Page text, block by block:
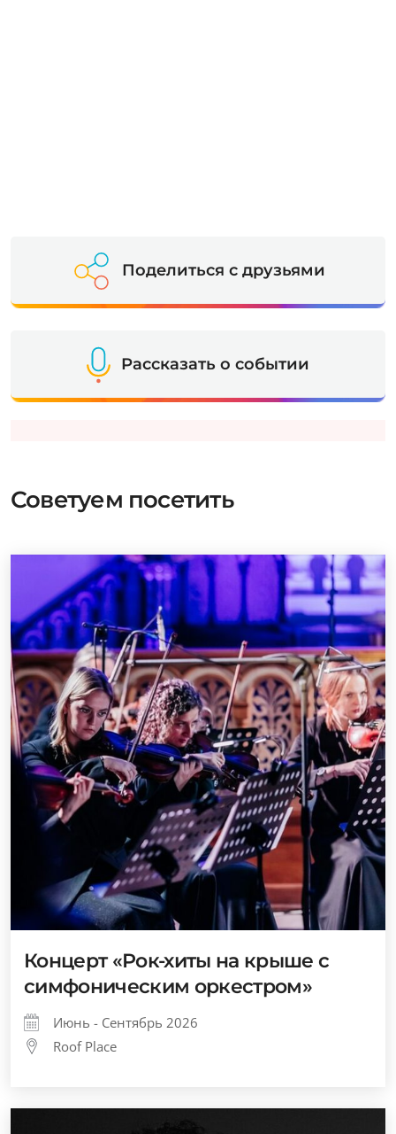
Поделиться с друзьями
Рассказать о событии
Советуем посетить
Концерт «Рок-хиты на крыше с
симфоническим оркестром»
Июнь - Сентябрь 2026
Roof Place